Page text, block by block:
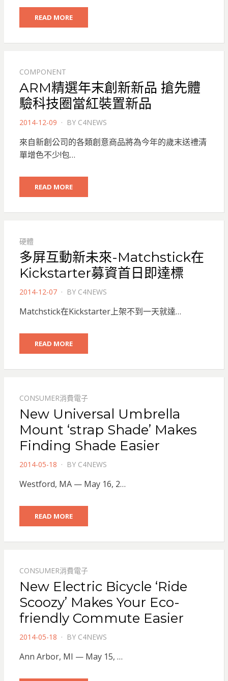
READ MORE
COMPONENT
ARM精選年末創新新品 搶先體
驗科技圈當紅裝置新品
POSTED
2014-12-09 BY C4NEWS
來自新創公司的各類創意商品將為今年的歲末送禮清
單增色不少!包…
READ MORE
硬體
多屏互動新未來-Matchstick在
Kickstarter募資首日即達標
POSTED
2014-12-07 BY C4NEWS
Matchstick在Kickstarter上架不到一天就達…
READ MORE
CONSUMER消費電子
New Universal Umbrella
Mount ‘strap Shade’ Makes
Finding Shade Easier
POSTED
2014-05-18 BY C4NEWS
Westford, MA — May 16, 2…
READ MORE
CONSUMER消費電子
New Electric Bicycle ‘Ride
Scoozy’ Makes Your Eco-
friendly Commute Easier
POSTED
2014-05-18 BY C4NEWS
Ann Arbor, MI — May 15, …